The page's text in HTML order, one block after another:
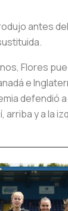
antes
Flores
e
defendió
arriba y a la